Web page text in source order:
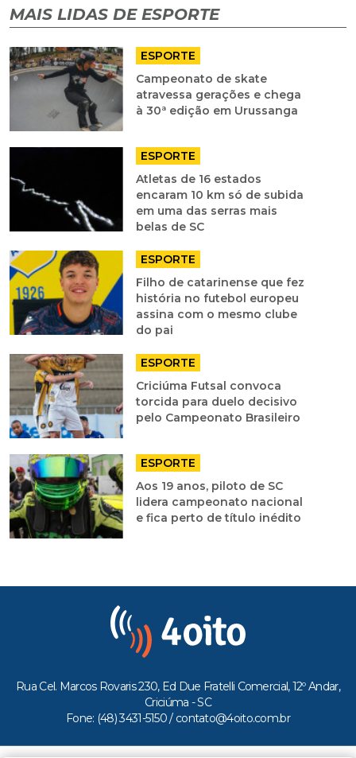
MAIS LIDAS DE ESPORTE
ESPORTE
Campeonato de skate
atravessa gerações e chega
à 30ª edição em Urussanga
ESPORTE
Atletas de 16 estados
encaram 10 km só de subida
em uma das serras mais
belas de SC
ESPORTE
Filho de catarinense que fez
história no futebol europeu
assina com o mesmo clube
do pai
ESPORTE
Criciúma Futsal convoca
torcida para duelo decisivo
pelo Campeonato Brasileiro
ESPORTE
Aos 19 anos, piloto de SC
lidera campeonato nacional
e fica perto de título inédito
Rua Cel. Marcos Rovaris 230, Ed Due Fratelli Comercial, 12º Andar,
Criciúma - SC
Fone: (48) 3431-5150 / contato@4oito.com.br